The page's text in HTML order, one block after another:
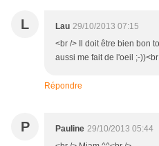
L Lau 29/10/2013 07:15
<br /> Il doit être bien bon
aussi me fait de l'oeil ;-
Répondre
P Pauline 29/10/2013 05:44